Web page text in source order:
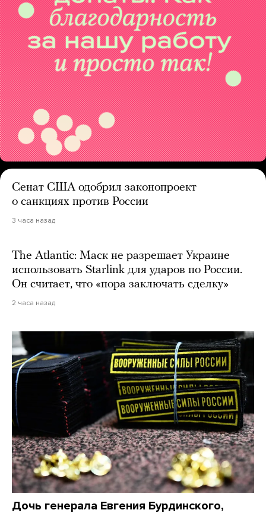
Сенат США одобрил законопроект
о санкциях против России
3 часа назад
The Atlantic: Маск не разрешает Украине
использовать Starlink для ударов по России.
Он считает, что «пора заключать сделку»
2 часа назад
Дочь генерала Евгения Бурдинского,